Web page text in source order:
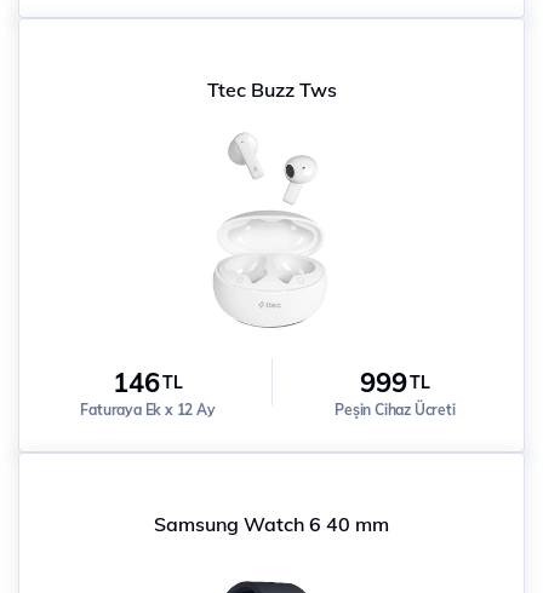
Ttec Buzz Tws
146TL
Faturaya Ek x 12 Ay
999TL
Peşin Cihaz Ücreti
Samsung Watch 6 40 mm